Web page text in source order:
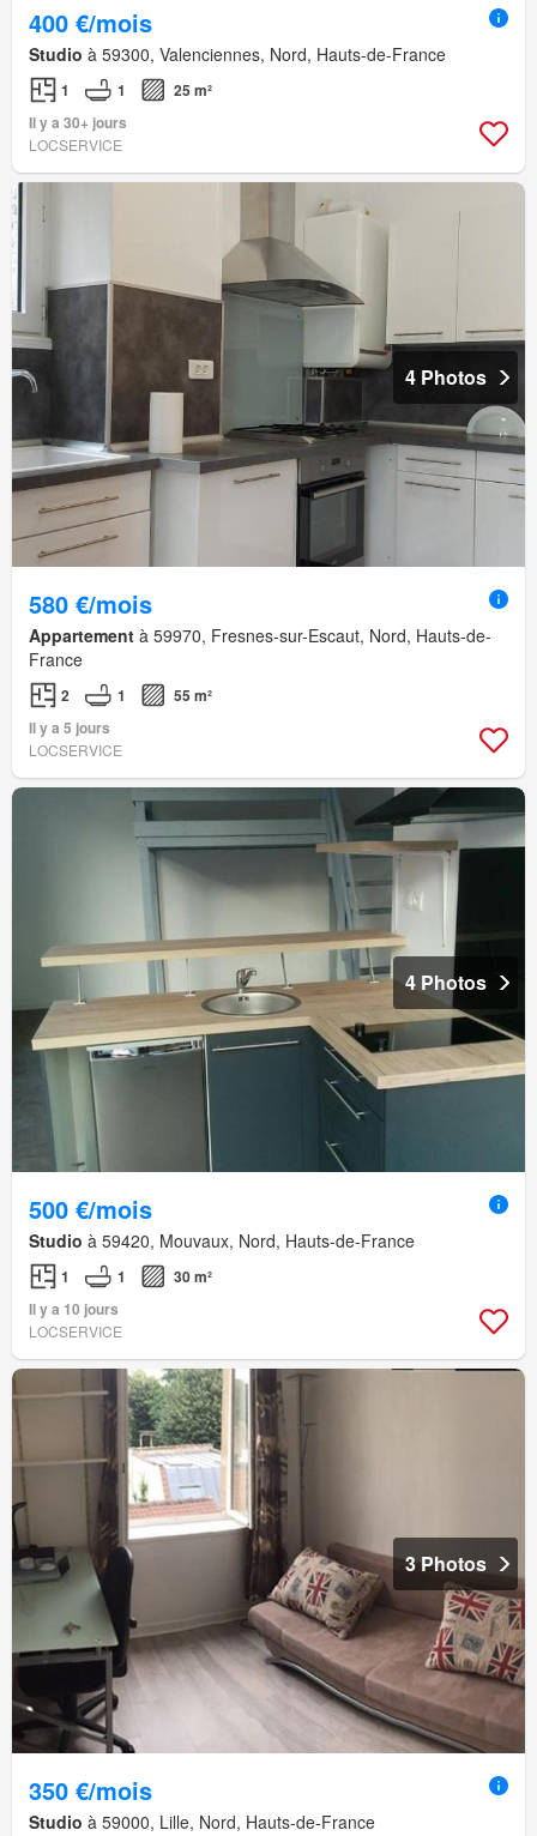
400 €/mois
Studio à 59300, Valenciennes, Nord, Hauts-de-France
1 1
25 m²
Il y a 30+ jours
LOCSERVICE
4 Photos
580 €/mois
Appartement à 59970, Fresnes-sur-Escaut, Nord, Hauts-de-
France
2 1
55 m²
Il y a 5 jours
LOCSERVICE
4 Photos
500 €/mois
Studio à 59420, Mouvaux, Nord, Hauts-de-France
1 1
30 m²
Il y a 10 jours
LOCSERVICE
3 Photos
350 €/mois
Studio à 59000, Lille, Nord, Hauts-de-France